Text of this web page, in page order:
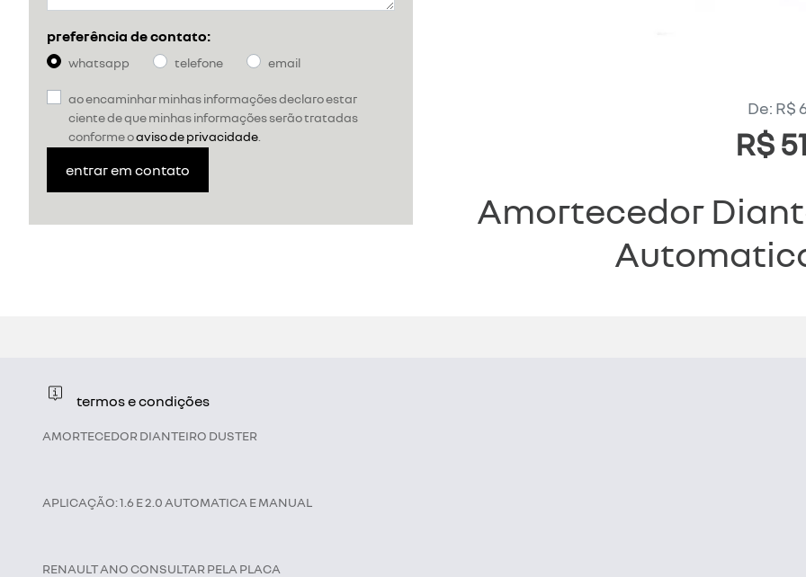
De: R$
R$
Amortecedor
preferência de contato:
whatsapp telefone email
ao encaminhar minhas informações declaro estar
ciente de que minhas informações serão tratadas
conforme oaviso de privacidade
entrar em contato
termos e condições
AMORTECEDOR DIANTEIRO DUSTER
APLICAÇÃO: 1.6 E 2.0 AUTOMATICA E MANUAL
RENAULT ANO CONSULTAR PELA PLACA